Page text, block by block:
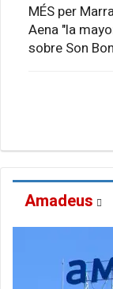
MÉS per
Aena "la
sobre Son
Amadeus